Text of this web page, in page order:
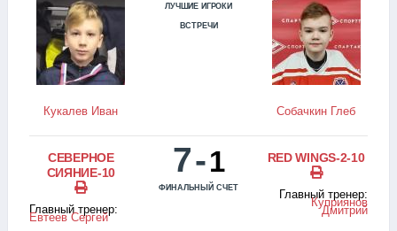
Кукалев Иван
ЛУЧШИЕ ИГРОКИ
ВСТРЕЧИ
Собачкин Глеб
СЕВЕРНОЕ
СИЯНИЕ-10
Главный тренер:
Евтеев Сергей
7-1
ФИНАЛЬНЫЙ СЧЕТ
RED WINGS-2-10
Главный тренер:
Куприянов
Дмитрий